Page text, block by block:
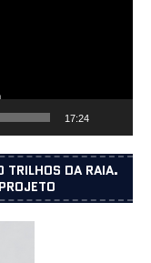
17:24
TRILHOS DA RAIA.